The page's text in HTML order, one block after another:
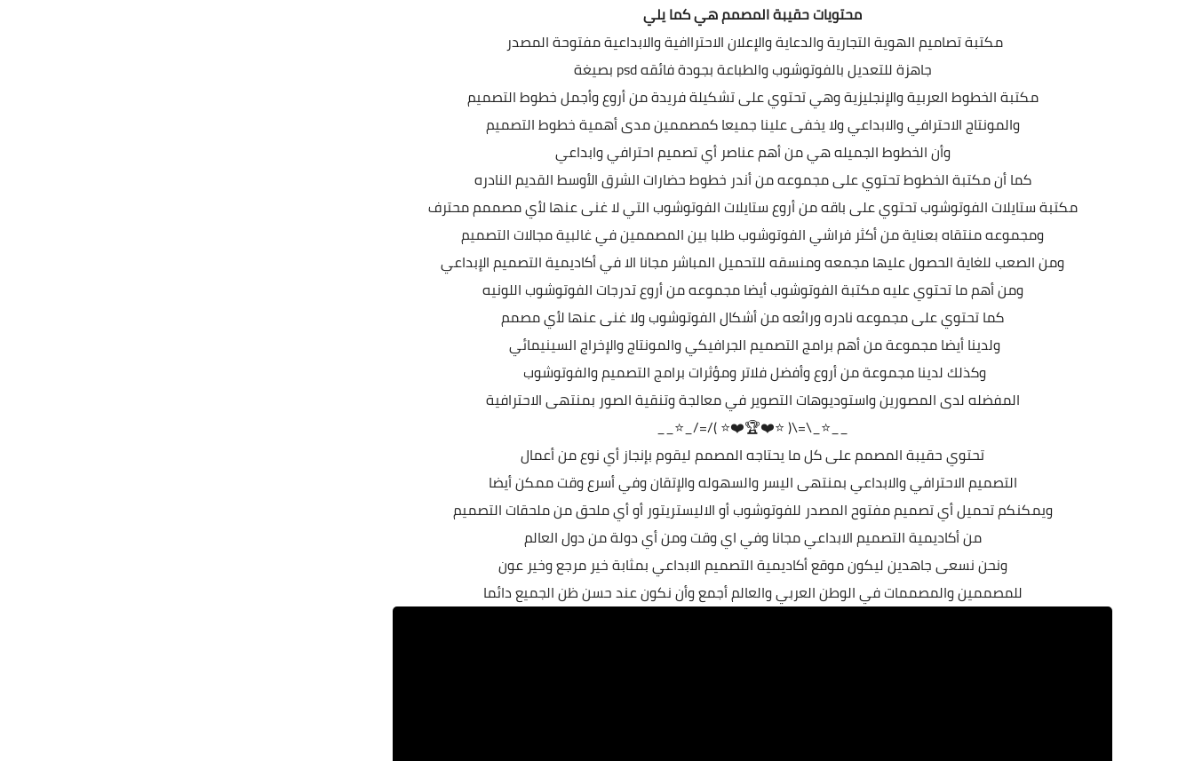
محتويات حقيبة المصمم هي كما يلي
مكتبة تصاميم الهوية التجارية والدعاية والإعلان الاحتراافية والابداعية مفتوحة المصدر
بصيغة psd جاهزة للتعديل بالفوتوشوب والطباعة بجودة فائقه
مكتبة الخطوط العربية والإنجليزية وهي تحتوي على تشكيلة فريدة من أروع وأجمل خطوط التصميم
والمونتاج الاحترافي والابداعي ولا يخفى علينا جميعا كمصممين مدى أهمية خطوط التصميم
وأن الخطوط الجميله هي من أهم عناصر أي تصميم احترافي وابداعي
كما أن مكتبة الخطوط تحتوي على مجموعه من أندر خطوط حضارات الشرق الأوسط القديم النادره
مكتبة ستايلات الفوتوشوب تحتوي على باقه من أروع ستايلات الفوتوشوب التي لا غنى عنها لأي مصممم محترف
ومجموعه منتقاه بعناية من أكثر فراشي الفوتوشوب طلبا بين المصممين في غالبية مجالات التصميم
ومن الصعب للغاية الحصول عليها مجمعه ومنسقه للتحميل المباشر مجانا الا في أكاديمية التصميم الإبداعي
ومن أهم ما تحتوي عليه مكتبة الفوتوشوب أيضا مجموعه من أروع تدرجات الفوتوشوب اللونيه
كما تحتوي على مجموعه نادره ورائعه من أشكال الفوتوشوب ولا غنى عنها لأي مصمم
ولدينا أيضا مجموعة من أهم برامج التصميم الجرافيكي والمونتاج والإخراج السينيمائي
وكذلك لدينا مجموعة من أروع وأفضل فلاتر ومؤثرات برامج التصميم والفوتوشوب
المفضله لدى المصورين واستوديوهات التصوير في معالجة وتنقية الصور بمنتهى الاحترافية
__⭐_/=/( ⭐❤️🏆❤️⭐ )\=\_⭐__
تحتوي حقيبة المصمم على كل ما يحتاجه المصمم ليقوم بإنجاز أي نوع من أعمال
التصميم الاحترافي والابداعي بمنتهى اليسر والسهوله والإتقان وفي أسرع وقت ممكن أيضا
ويمكنكم تحميل أي تصميم مفتوح المصدر للفوتوشوب أو الاليستريتور أو أي ملحق من ملحقات التصميم
من أكاديمية التصميم الابداعي مجانا وفي اي وقت ومن أي دولة من دول العالم
ونحن نسعى جاهدين ليكون موقع أكاديمية التصميم الابداعي بمثابة خير مرجع وخير عون
للمصممين والمصممات في الوطن العربي والعالم أجمع وأن نكون عند حسن ظن الجميع دائما